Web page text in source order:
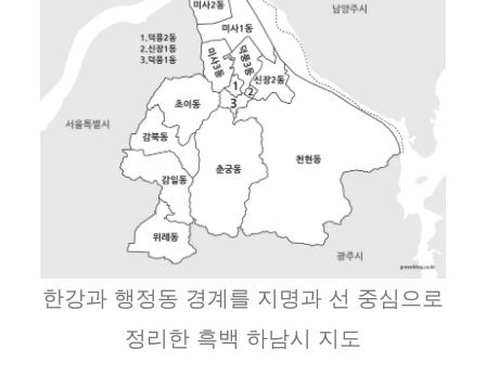
한강과 행정동 경계를 지명과 선 중심으로
정리한 흑백 하남시 지도